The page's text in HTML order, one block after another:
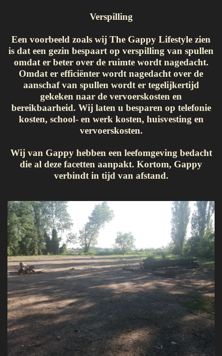
Verspilling
Een voorbeeld zoals wij The Gappy Lifestyle zien
is dat een gezin bespaart op verspilling van spullen
omdat er beter over de ruimte wordt nagedacht.
Omdat er efficiënter wordt nagedacht over de
aanschaf van spullen wordt er tegelijkertijd
gekeken naar de vervoerskosten en
bereikbaarheid. Wij laten u besparen op telefonie
kosten, school- en werk kosten, huisvesting en
vervoerskosten.
Wij van Gappy hebben een leefomgeving bedacht
die al deze facetten aanpakt. Kortom, Gappy
verbindt in tijd van afstand.